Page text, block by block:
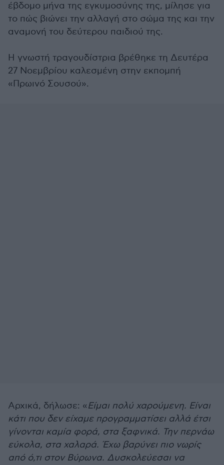
έβδομο μήνα της εγκυμοσύνης της, μίλησε για
το πώς βιώνει την αλλαγή στο σώμα της και την
αναμονή του δεύτερου παιδιού της.
Η γνωστή τραγουδίστρια βρέθηκε τη Δευτέρα
27 Νοεμβρίου καλεσμένη στην εκπομπή
«Πρωινό Σουσού».
Αρχικά, δήλωσε: «Είμαι πολύ χαρούμενη. Είναι
κάτι που δεν είχαμε προγραμματίσει αλλά έτσι
γίνονται καμία φορά, στα ξαφνικά. Την περνάω
εύκολα, στα χαλαρά. Έχω βαρύνει πιο νωρίς
από ό,τι στον Βύρωνα. Δυσκολεύεσαι να